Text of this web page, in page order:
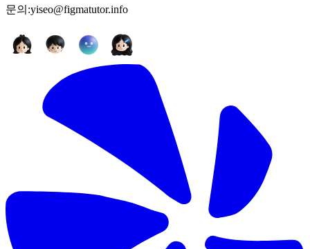
문의:yiseo@figmatutor.info